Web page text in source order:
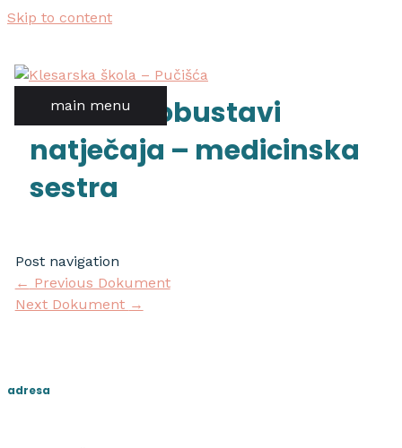
Skip to content
main menu
odluka o obustavi
natječaja – medicinska
sestra
Post navigation
← Previous Dokument
Next Dokument →
adresa